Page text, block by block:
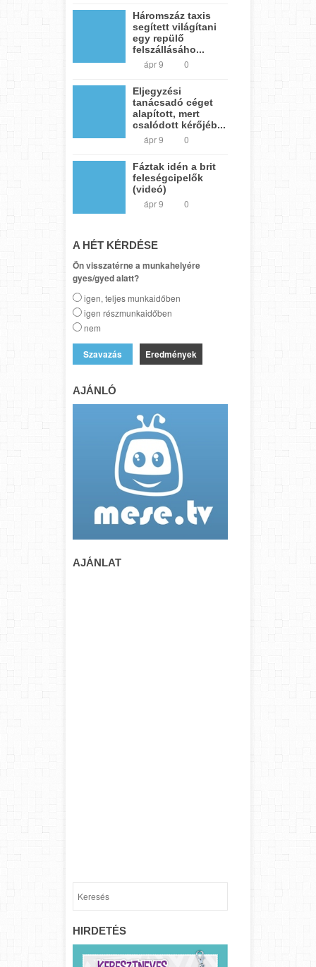
Háromszáz taxis
segített világítani
egy repülő
felszállásáho...
ápr 9 0
Eljegyzési
tanácsadó céget
alapított, mert
csalódott kérőjéb...
ápr 9 0
Fáztak idén a brit
feleségcipelők
(videó)
ápr 9 0
A HÉT KÉRDÉSE
Ön visszatérne a munkahelyére
gyes/gyed alatt?
igen, teljes munkaidőben
igen részmunkaidőben
nem
Eredmények
AJÁNLÓ
AJÁNLAT
HIRDETÉS